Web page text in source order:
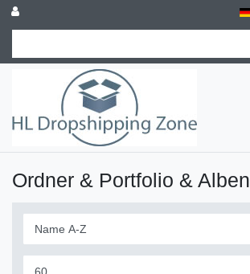
Ordner & Portfolio & Alben